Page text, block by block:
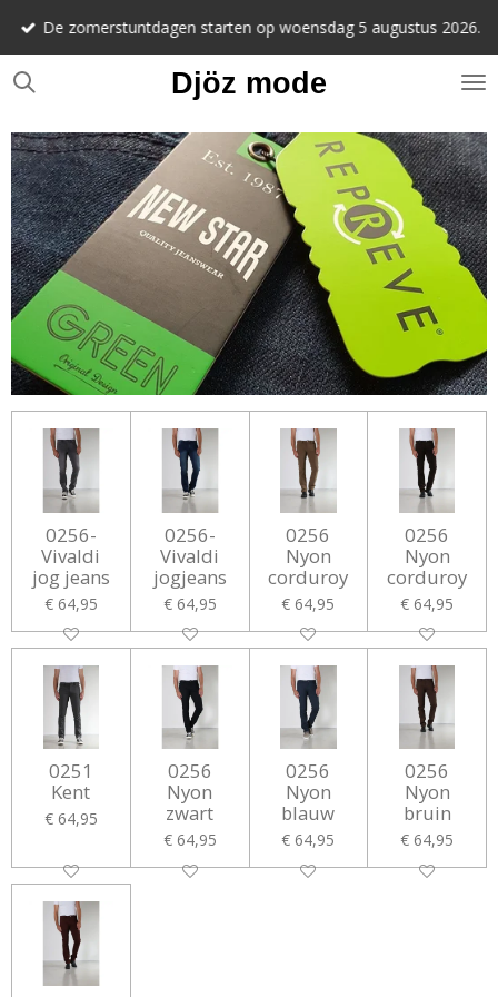
Ga
naar
de
Djöz mode
De zomerstuntdagen starten op woensdag 5 augustus 2026.
0256-
Vivaldi
jog jeans
€ 64,95
0256-
Vivaldi
jogjeans
€ 64,95
0256
Nyon
corduroy
€ 64,95
0256
Nyon
corduroy
€ 64,95
0251
Kent
€ 64,95
0256
Nyon
zwart
€ 64,95
0256
Nyon
blauw
€ 64,95
0256
Nyon
bruin
€ 64,95